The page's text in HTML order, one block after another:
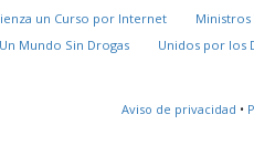
un Curso por Internet
Mundo Sin Drogas
Unidos por los
Aviso de privacidad •